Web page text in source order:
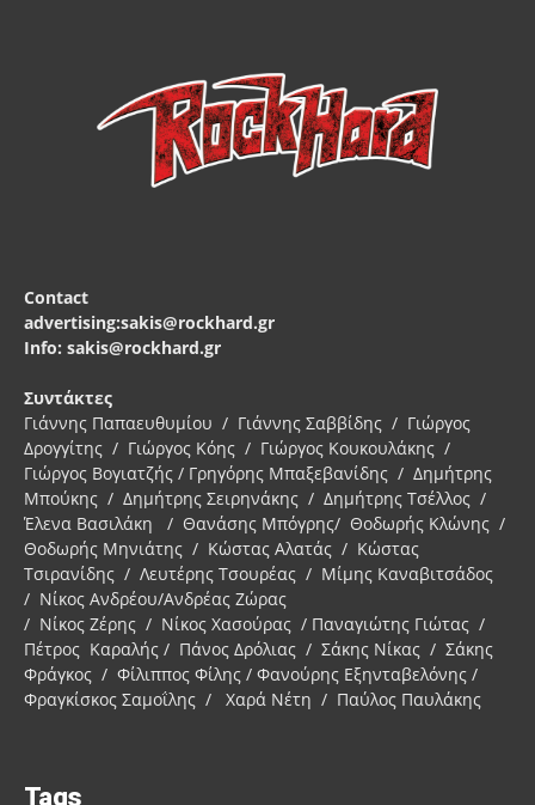
Contact
advertising:sakis@rockhard.gr
Info: sakis@rockhard.gr
Συντάκτες
Γιάννης Παπαευθυμίου / Γιάννης Σαββίδης / Γιώργος
Δρογγίτης / Γιώργος Κόης / Γιώργος Κουκουλάκης /
Γιώργος Βογιατζής / Γρηγόρης Μπαξεβανίδης / Δημήτρης
Μπούκης / Δημήτρης Σειρηνάκης / Δημήτρης Τσέλλος /
Έλενα Βασιλάκη / Θανάσης Μπόγρης/ Θοδωρής Κλώνης /
Θοδωρής Μηνιάτης / Κώστας Αλατάς / Κώστας
Τσιρανίδης / Λευτέρης Τσουρέας / Μίμης Καναβιτσάδος
/ Νίκος Ανδρέου/Ανδρέας Ζώρας
/ Νίκος Ζέρης / Νίκος Χασούρας / Παναγιώτης Γιώτας /
Πέτρος Καραλής / Πάνος Δρόλιας / Σάκης Νίκας / Σάκης
Φράγκος / Φίλιππος Φίλης / Φανούρης Εξηνταβελόνης /
Φραγκίσκος Σαμοΐλης / Χαρά Νέτη / Παύλος Παυλάκης
Tags